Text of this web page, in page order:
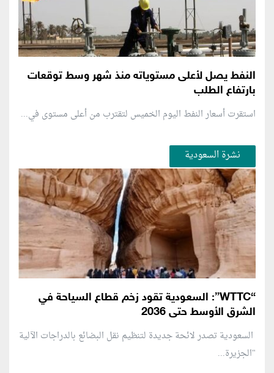
النفط يصل لأعلى مستوياته منذ شهر وسط توقعات
بارتفاع الطلب
استقرت أسعار النفط اليوم الخميس لتقترب من أعلى مستوى في...
نشرة السعودية
“WTTC”: السعودية تقود زخم قطاع السياحة في
الشرق الأوسط حتى 2036
السعودية تصدر لائحة جديدة لتنظيم نقل البضائع بالدراجات الآلية
"الجزيرة...